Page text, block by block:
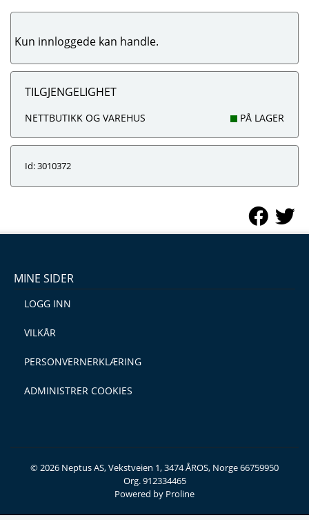
Kun innloggede kan handle.
TILGJENGELIGHET
NETTBUTIKK OG VAREHUS PÅ LAGER
Id: 3010372
MINE SIDER
LOGG INN
VILKÅR
PERSONVERNERKLÆRING
ADMINISTRER COOKIES
© 2026 Neptus AS, Vekstveien 1, 3474 ÅROS, Norge 66759950
Org. 912334465
Powered by Proline